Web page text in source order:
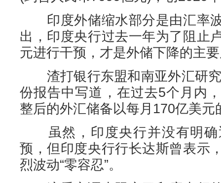
印度外储缩水部分是由汇率
出，印度央行过去一年为了阻止
元进行干预，才是外储下降的主
渣打银行东盟和南亚外汇研究
份报告中写道，在过去5个月内
整后的外汇储备以每月170亿美元
虽然，印度央行并没有明确
预，但印度央行行长达斯曾表示
烈波动“零容忍”。